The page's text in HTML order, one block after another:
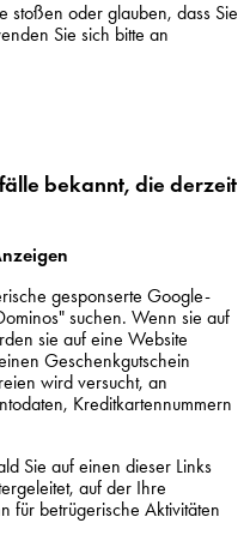
stoßen oder glauben, dass Sie
Sie sich bitte an
bekannt, die derzeit
gesponserte Google-
suchen. Wenn sie auf
sie auf eine Website
Geschenkgutschein
wird versucht, an
Kreditkartennummern
Sie auf einen dieser Links
auf der Ihre
für betrügerische Aktivitäten